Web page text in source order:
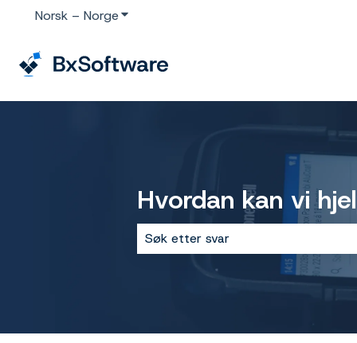
Norsk – NorgeVis undermeny for oversettelser
Hvordan kan vi
Det finnes ingen forslag fordi